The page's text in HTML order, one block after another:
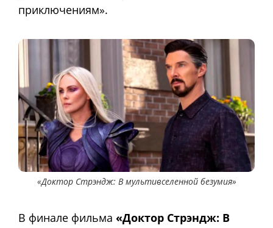
приключениям».
«Доктор Стрэндж: В мультивселенной безумия»
В финале фильма «Доктор Стрэндж: В